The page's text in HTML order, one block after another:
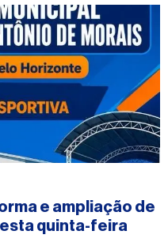
e ampliação de
quinta-feira